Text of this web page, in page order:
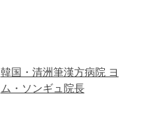
韓国・清洲筆漢方病院 ヨ
ム・ソンギュ院長